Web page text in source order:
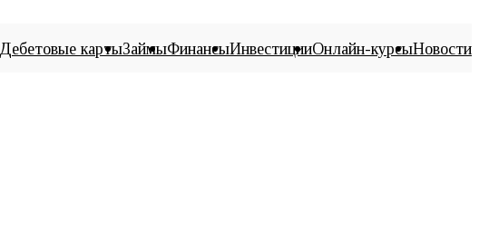
Дебетовые картыЗаймыФинансыИнвестицииОнлайн-курсыНовости